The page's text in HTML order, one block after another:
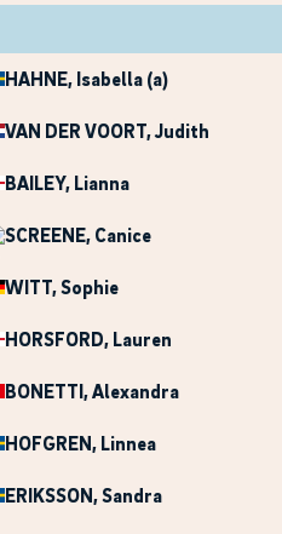
HAHNE, Isabella (a)
VAN DER VOORT, Judith
BAILEY, Lianna
SCREENE, Canice
WITT, Sophie
HORSFORD, Lauren
BONETTI, Alexandra
HOFGREN, Linnea
ERIKSSON, Sandra